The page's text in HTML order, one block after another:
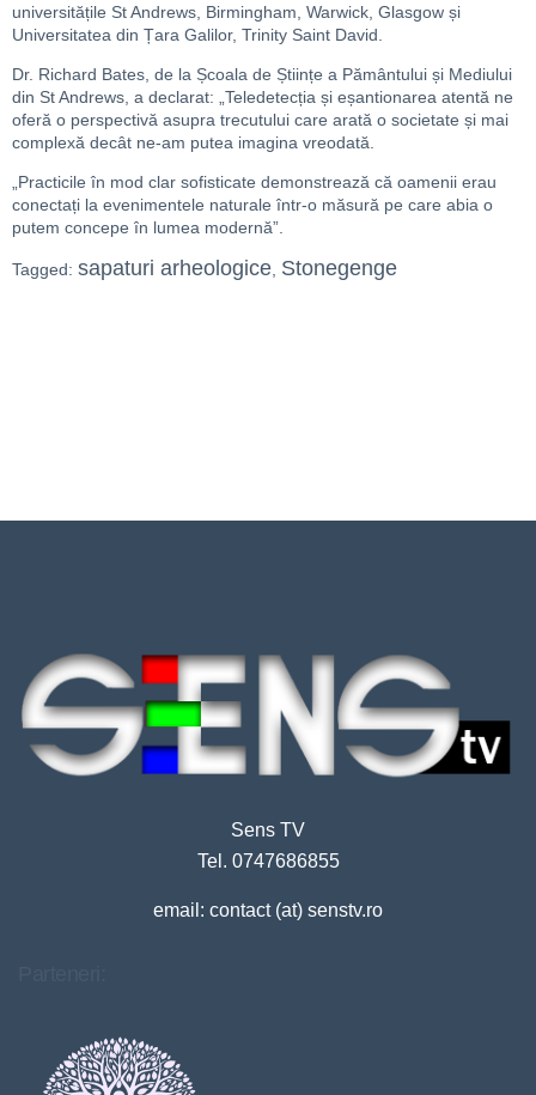
universitățile St Andrews, Birmingham, Warwick, Glasgow și
Universitatea din Țara Galilor, Trinity Saint David.
Dr. Richard Bates, de la Școala de Științe a Pământului și Mediului
din St Andrews, a declarat: „Teledetecția și eșantionarea atentă ne
oferă o perspectivă asupra trecutului care arată o societate și mai
complexă decât ne-am putea imagina vreodată.
„Practicile în mod clar sofisticate demonstrează că oamenii erau
conectați la evenimentele naturale într-o măsură pe care abia o
putem concepe în lumea modernă”.
Tagged: sapaturi arheologice Stonegenge
Sens TV
Tel. 0747686855
email: contact (at) senstv.ro